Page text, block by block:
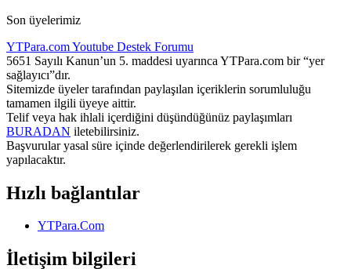
Son üyelerimiz
YTPara.comYoutube Destek Forumu
5651 Sayılı Kanun’un 5. maddesi uyarınca YTPara.com bir “yer
sağlayıcı”dır.
Sitemizde üyeler tarafından paylaşılan içeriklerin sorumluluğu
tamamen ilgili üyeye aittir.
Telif veya hak ihlali içerdiğini düşündüğünüz paylaşımları
BURADAN iletebilirsiniz.
Başvurular yasal süre içinde değerlendirilerek gerekli işlem
yapılacaktır.
Hızlı bağlantılar
YTPara.Com
İletişim bilgileri